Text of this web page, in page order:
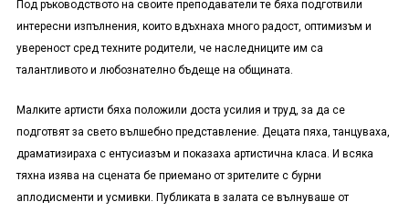
Под ръководството на своите преподаватели те бяха подготвили
интересни изпълнения, които вдъхнаха много радост, оптимизъм и
увереност сред техните родители, че наследниците им са
талантливото и любознателно бъдеще на общината.
Малките артисти бяха положили доста усилия и труд, за да се
подготвят за свето вълшебно представление. Децата пяха, танцуваха,
драматизираха с ентусиазъм и показаха артистична класа. И всяка
тяхна изява на сцената бе приемано от зрителите с бурни
аплодисменти и усмивки. Публиката в залата се вълнуваше от